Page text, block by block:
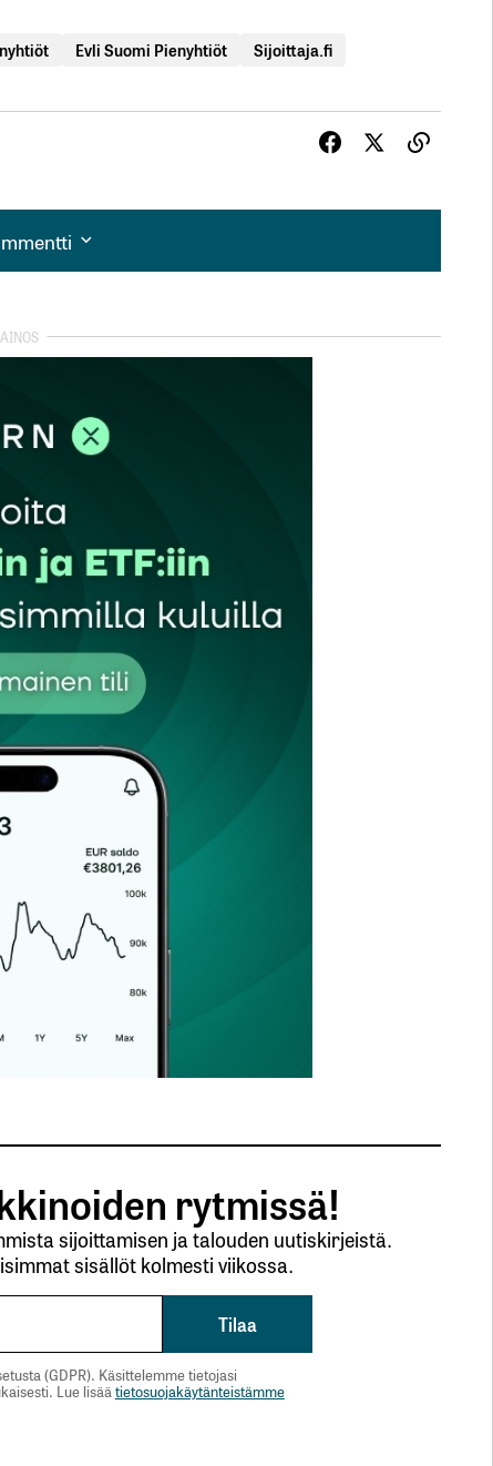
Evli Suomi Pienyhtiöt Sijoittaja.fi
Sähköpostiosoitteesi
rytmissä!
sijoittamisen ja talouden uutiskirjeistä.
sisällöt kolmesti viikossa.
(GDPR). Käsittelemme tietojasi
Lue lisäätietosuojakäytänteistämme